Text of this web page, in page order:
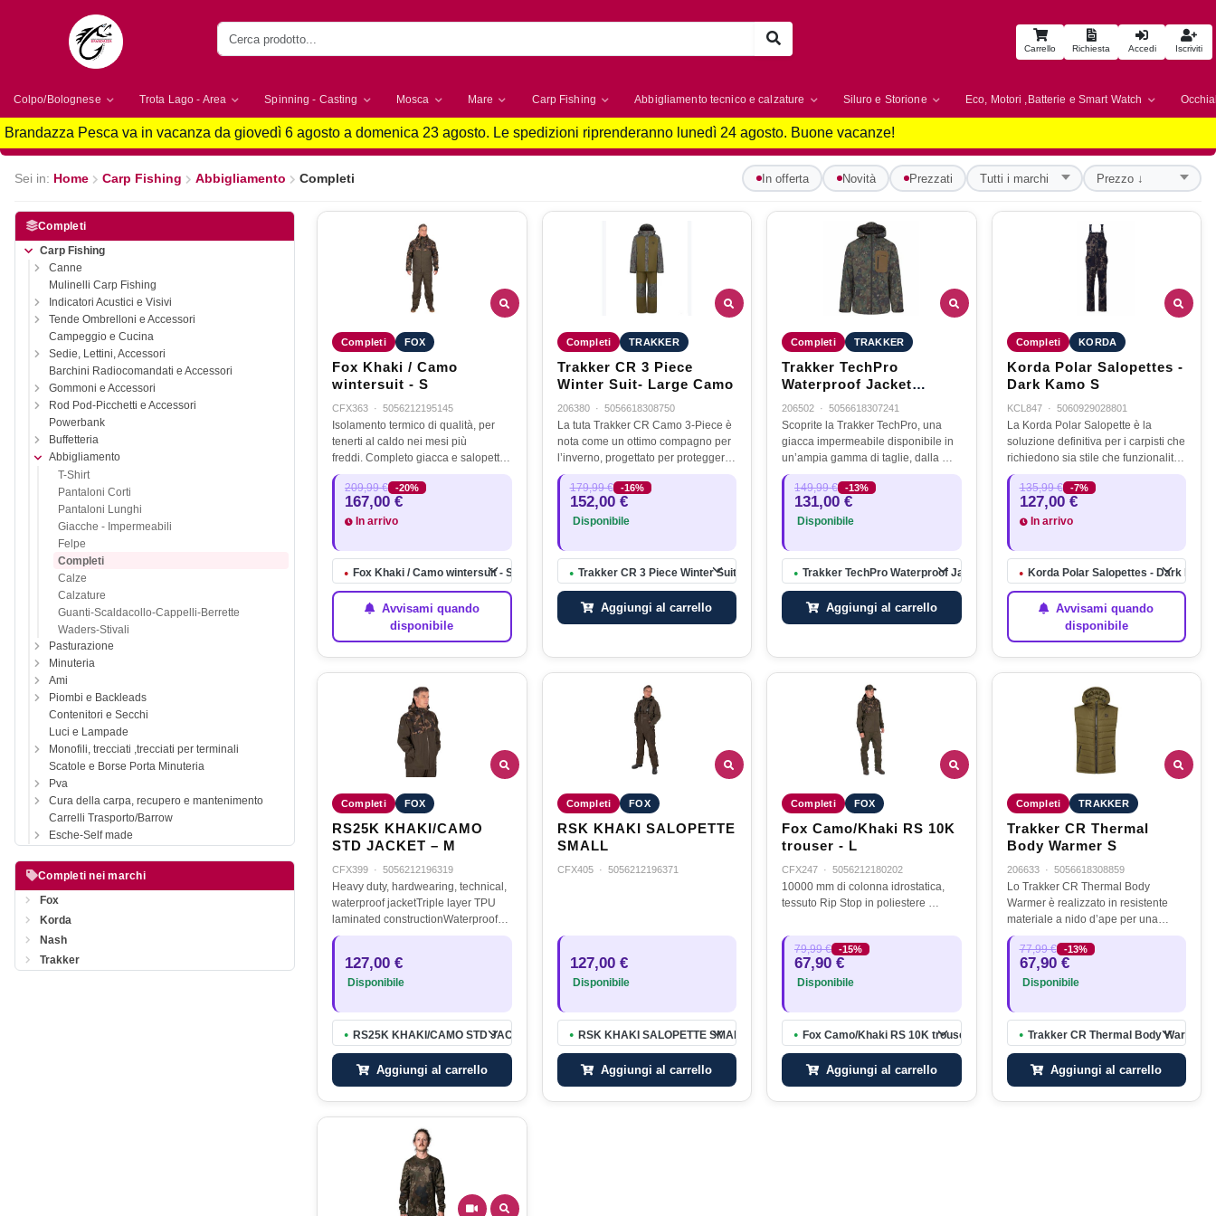
Carrello Richiesta Accedi Iscriviti
Colpo/Bolognese Trota Lago - Area Spinning - Casting Mosca Mare Carp Fishing Abbigliamento tecnico e calzature Siluro e Storione Eco, Motori ,Batterie e Smart Watch
Brandazza Pesca va in vacanza da giovedì 6 agosto a domenica 23 agosto. Le spedizioni riprenderanno lunedì 24 agosto. Buone vacanze!
Sei in: Home Carp Fishing Abbigliamento Completi In offerta Novità Prezzati
Completi
Carp Fishing
Canne
Mulinelli Carp Fishing
Indicatori Acustici e Visivi
Tende Ombrelloni e Accessori
Campeggio e Cucina
Sedie, Lettini, Accessori
Barchini Radiocomandati e Accessori
Gommoni e Accessori
Rod Pod-Picchetti e Accessori
Powerbank
Buffetteria
Abbigliamento
T-Shirt
Pantaloni Corti
Pantaloni Lunghi
Giacche - Impermeabili
Felpe
Completi
Calze
Calzature
Guanti-Scaldacollo-Cappelli-Berrette
Waders-Stivali
Pasturazione
Minuteria
Ami
Piombi e Backleads
Contenitori e Secchi
Luci e Lampade
Monofili, trecciati ,trecciati per terminali
Scatole e Borse Porta Minuteria
Pva
Cura della carpa, recupero e mantenimento
Carrelli Trasporto/Barrow
Esche-Self made
Completi nei marchi
Fox
Korda
Nash
Trakker
Completi FOX
Fox Khaki / Camo
wintersuit - S
CFX363 · 5056212195145
Isolamento termico di qualità, per
tenerti al caldo nei mesi più
freddi. Completo giacca e salopette.
Rivestimento in PU con grado di
impermeabilità alla colonna d'acqua
di 5000 mm. Traspirante…
209,99 € -20%
167,00 €
In arrivo
● Fox Khaki / Camo wintersuit - S
Avvisami quando
disponibile
Completi TRAKKER
Trakker CR 3 Piece
Winter Suit- Large Camo
206380 · 5056618308750
La tuta Trakker CR Camo 3-Piece è
nota come un ottimo compagno per
l’inverno, progettato per proteggervi
dagli elementi più difficili. Realizzata
in un tessuto altamente
impermeabile con una…
179,99 € -16%
152,00 €
Disponibile
● Trakker CR 3 Piece Winter Suit- Large Camo
Aggiungi al carrello
Completi TRAKKER
Trakker TechPro
Waterproof Jacket
Medium
206502 · 5056618307241
Scoprite la Trakker TechPro, una
giacca impermeabile disponibile in
un’ampia gamma di taglie, dalla M
alla XXL, che assicura una
vestibilità perfetta per tutti. Facendo
parte della nostra gamma…
149,99 € -13%
131,00 €
Disponibile
● Trakker TechPro Waterproof Jacket Medium
Aggiungi al carrello
Completi KORDA
Korda Polar Salopettes -
Dark Kamo S
KCL847 · 5060929028801
La Korda Polar Salopette è la
soluzione definitiva per i carpisti che
richiedono sia stile che funzionalità
nel loro equipaggiamento per il
freddo. Questa salopette è stata
creata con meticolosa…
135,99 € -7%
127,00 €
In arrivo
● Korda Polar Salopettes - Dark Kamo
Avvisami quando
disponibile
Completi FOX
RS25K KHAKI/CAMO
STD JACKET – M
CFX399 · 5056212196319
Heavy duty, hardwearing, technical,
waterproof jacketTriple layer TPU
laminated constructionWaterproof
rating of 25,000mm HH3,000g/m2
seamsDurable Water Resistant
coated outer…
127,00 €
Disponibile
● RS25K KHAKI/CAMO STD JACKET – M
Aggiungi al carrello
Completi FOX
RSK KHAKI SALOPETTE
SMALL
CFX405 · 5056212196371
127,00 €
Disponibile
● RSK KHAKI SALOPETTE SMALL
Aggiungi al carrello
Completi FOX
Fox Camo/Khaki RS 10K
trouser - L
CFX247 · 5056212180202
10000 mm di colonna idrostatica,
tessuto Rip Stop in poliestere …
79,99 € -15%
67,90 €
Disponibile
● Fox Camo/Khaki RS 10K trouser - L
Aggiungi al carrello
Completi TRAKKER
Trakker CR Thermal
Body Warmer S
206633 · 5056618308859
Lo Trakker CR Thermal Body
Warmer è realizzato in resistente
materiale a nido d’ape per una
maggiore durata ed è
completamente isolato per garantire
il massimo calore e comfort. La
chiusura a zip…
77,99 € -13%
67,90 €
Disponibile
● Trakker CR Thermal Body Warmer S
Aggiungi al carrello